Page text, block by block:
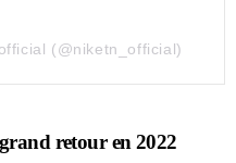
(@niketn_official)
retour en 2022